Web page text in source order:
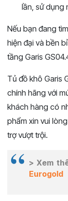
lần, sử dụng
Nếu bạn đang
hiện đại và bền
tầng Garis
Tủ đồ khô Garis
chính hãng với
khách hàng có
phẩm xin vui
trợ vượt trội.
> Xem
Eurogold